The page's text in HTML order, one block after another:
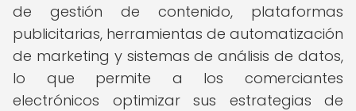
de gestión de contenido, plataformas
publicitarias, herramientas de automatización
de marketing y sistemas de análisis de datos,
lo que permite a los comerciantes
electrónicos optimizar sus estrategias de